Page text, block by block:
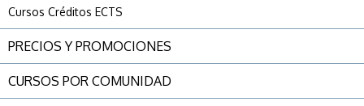
Cursos Créditos ECTS
PRECIOS Y PROMOCIONES
CURSOS POR COMUNIDAD